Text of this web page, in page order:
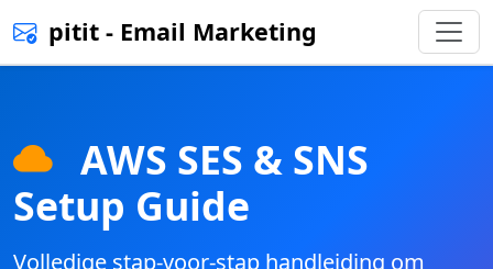
pitit - Email Marketing
AWS SES & SNS
Setup Guide
Volledige stap-voor-stap handleiding om